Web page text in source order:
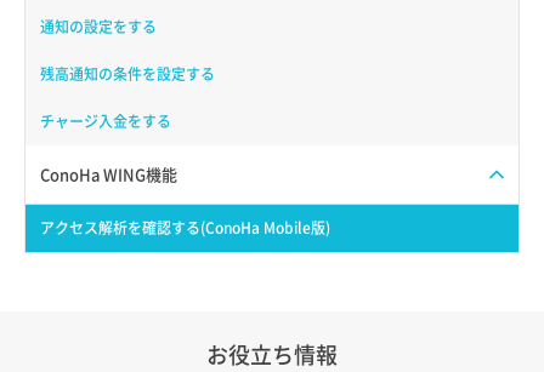
通知の設定をする
残高通知の条件を設定する
チャージ入金をする
ConoHa WING機能
アクセス解析を確認する(ConoHa Mobile版)
お役立ち情報